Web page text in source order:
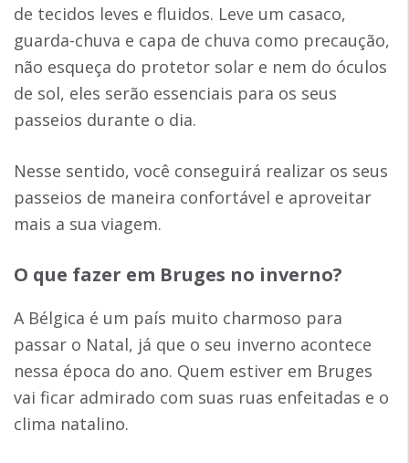
de tecidos leves e fluidos. Leve um casaco,
guarda-chuva e capa de chuva como precaução,
não esqueça do protetor solar e nem do óculos
de sol, eles serão essenciais para os seus
passeios durante o dia.
Nesse sentido, você conseguirá realizar os seus
passeios de maneira confortável e aproveitar
mais a sua viagem.
O que fazer em Bruges no inverno?
A Bélgica é um país muito charmoso para
passar o Natal, já que o seu inverno acontece
nessa época do ano. Quem estiver em Bruges
vai ficar admirado com suas ruas enfeitadas e o
clima natalino.